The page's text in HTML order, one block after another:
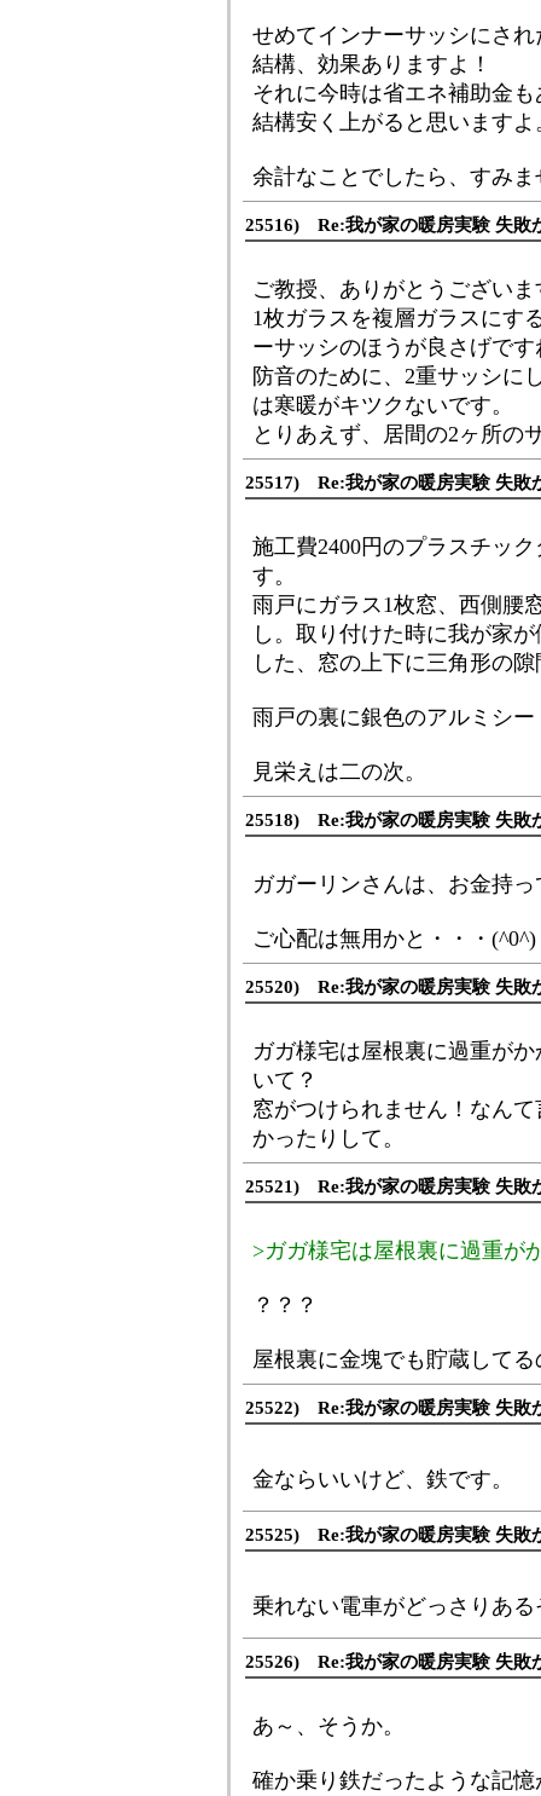
せめてインナーサッシにさ
結構、効果ありますよ！
それに今時は省エネ補助金
結構安く上がると思いますよ
余計なことでしたら、すみ
25516) Re:我が家の暖房実験 失敗
ご教授、ありがとうございま
1枚ガラスを複層ガラスにす
ーサッシのほうが良さげです
防音のために、2重サッシに
は寒暖がキツクないです。
とりあえず、居間の2ヶ所の
25517) Re:我が家の暖房実験 失敗
施工費2400円のプラスチッ
す。
雨戸にガラス1枚窓、西側腰
し。取り付けた時に我が家
した、窓の上下に三角形の
雨戸の裏に銀色のアルミシ
見栄えは二の次。
25518) Re:我が家の暖房実験 失敗
ガガーリンさんは、お金持
ご心配は無用かと・・・(^0^)
25520) Re:我が家の暖房実験 失敗
ガガ様宅は屋根裏に過重が
いて？
窓がつけられません！なん
かったりして。
25521) Re:我が家の暖房実験 失敗
>ガガ様宅は屋根裏に過重が
？？？
屋根裏に金塊でも貯蔵して
25522) Re:我が家の暖房実験 失敗
金ならいいけど、鉄です。
25525) Re:我が家の暖房実験 失敗
乗れない電車がどっさりあ
25526) Re:我が家の暖房実験 失敗
あ～、そうか。
確か乗り鉄だったような記